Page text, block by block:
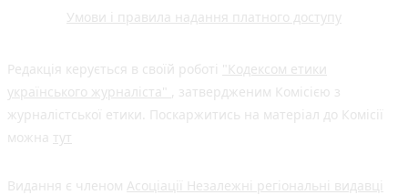
Умови і правила надання платного доступу
Редакція керується в своїй роботі "Кодексом етики
українського журналіста"
, затвердженим Комісією з
журналістської етики. Поскаржитись на матеріал до Комісії
можна тут
Видання є членом Асоціації Незалежні регіональні видавці